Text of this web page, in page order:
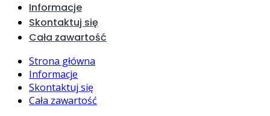
Informacje
Skontaktuj się
Cała zawartość
Strona główna
Informacje
Skontaktuj się
Cała zawartość